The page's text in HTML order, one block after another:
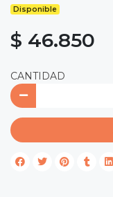
Disponible
$ 46.850
CANTIDAD